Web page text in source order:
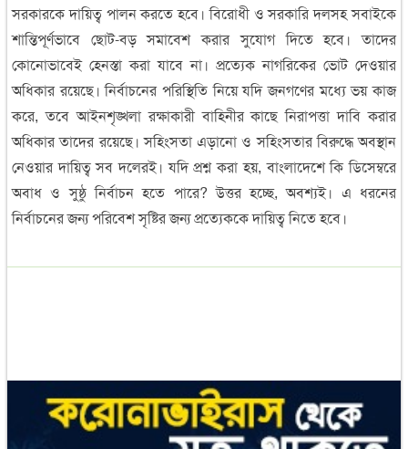
সরকারকে দায়িত্ব পালন করতে হবে। বিরোধী ও সরকারি দলসহ সবাইকে
শান্তিপূর্ণভাবে ছোট-বড় সমাবেশ করার সুযোগ দিতে হবে। তাদের
কোনোভাবেই হেনস্তা করা যাবে না। প্রত্যেক নাগরিকের ভোট দেওয়ার
অধিকার রয়েছে। নির্বাচনের পরিস্থিতি নিয়ে যদি জনগণের মধ্যে ভয় কাজ
করে, তবে আইনশৃঙ্খলা রক্ষাকারী বাহিনীর কাছে নিরাপত্তা দাবি করার
অধিকার তাদের রয়েছে। সহিংসতা এড়ানো ও সহিংসতার বিরুদ্ধে অবস্থান
নেওয়ার দায়িত্ব সব দলেরই। যদি প্রশ্ন করা হয়, বাংলাদেশে কি ডিসেম্বরে
অবাধ ও সুষ্ঠু নির্বাচন হতে পারে? উত্তর হচ্ছে, অবশ্যই। এ ধরনের
নির্বাচনের জন্য পরিবেশ সৃষ্টির জন্য প্রত্যেককে দায়িত্ব নিতে হবে।